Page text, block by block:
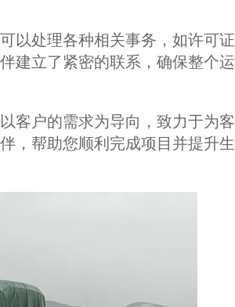
处理各种相关事务，如许可证
建立了紧密的联系，确保整个运
户的需求为导向，致力于为客
，帮助您顺利完成项目并提升生